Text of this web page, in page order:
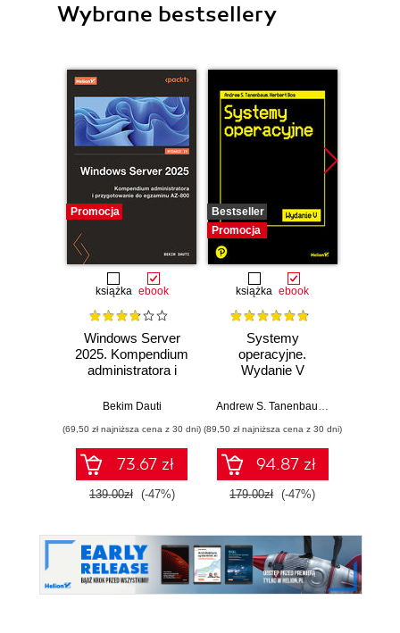
Wybrane bestsellery
Promocja
książka ebook
Windows Server
2025. Kompendium
administratora i
egzaminu AZ-800.
Bekim Dauti
(69,50 zł najniższa cena z 30 dni)
73.67 zł
139.00zł (-47%)
Bestseller
Promocja
książka ebook
Systemy
operacyjne.
Wydanie V
Andrew S. Tanenbaum,
(89,50 zł najniższa cena z 30 dni)
94.87 zł
179.00zł (-47%)